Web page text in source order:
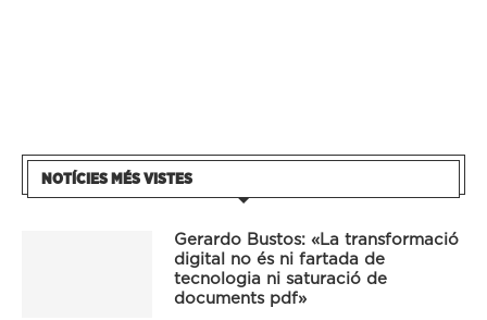
NOTÍCIES MÉS VISTES
Gerardo Bustos: «La transformació
digital no és ni fartada de
tecnologia ni saturació de
documents pdf»